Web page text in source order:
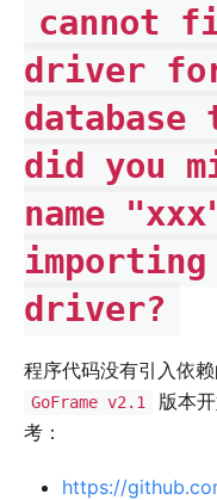
cannot
driver
database
did you
name
importing
driver?
程序代码没有引入依
GoFrame v2.1
版本
考：
https://